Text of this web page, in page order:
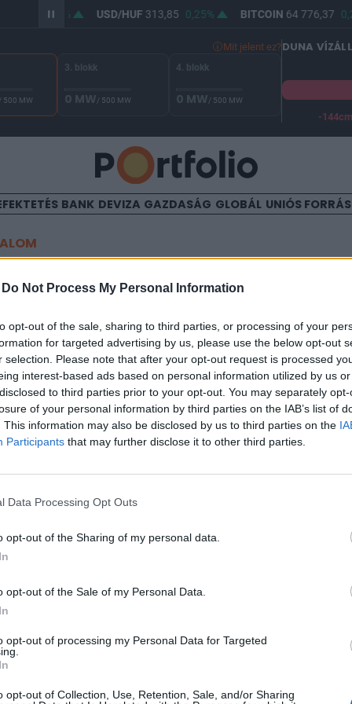
Do Not Process My Personal Information
opt-out of the sale, sharing to third parties, or processing of your
for targeted advertising by us, please use the below opt-out
selection. Please note that after your opt-out request is processed
interest-based ads based on personal information utilized by us
to third parties prior to your opt-out. You may separately
of your personal information by third parties on the IAB’s list of
This information may also be disclosed by us to third parties on the
Participants that may further disclose it to other third parties.
Data Processing Opt Outs
opt-out of the Sharing of my personal data.
opt-out of the Sale of my Personal Data.
opt-out of processing my Personal Data for Targeted
opt-out of Collection, Use, Retention, Sale, and/or Sharing
0,17% USD/HUF 313,85 0,25% BITCOIN64 776,37
Mit jelent ez?
/ 500 MW
3. blokk
0 MW/ 500 MW
4. blokk
0 MW/ 500 MW
DUNA
-144cm
BANK DEVIZA GAZDASÁG GLOBÁL UNIÓS
megnyitotta az
korlátozza, hogy ki
határátkelőkön, hanem bármelyik átkelőn
ám az átutazóknak öt órájuk van a tranzitra, az
csütörtökre 12 426-ról 12 522-re emelkedett a regisztrált
a mozik, a színházi évadok azonban véget értek, a
ülhetnek be újra valamely teátrum előadására...
portfolio.hu hírarchívumához tartozik, melynek olvasása
cikkarchívum